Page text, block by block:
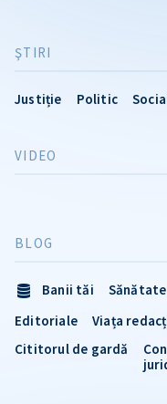
ŞTIRI
Justiție Politic
VIDEO
BLOG
Banii tăi Sănătate
Editoriale
Viața
Cititorul de gardă